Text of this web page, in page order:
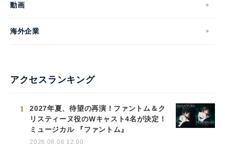
動画
海外企業
アクセスランキング
1
2027年夏、待望の再演！ファントム＆ク
リスティーヌ役のWキャスト4名が決定！
ミュージカル 『ファントム』
2026.08.06 12:00